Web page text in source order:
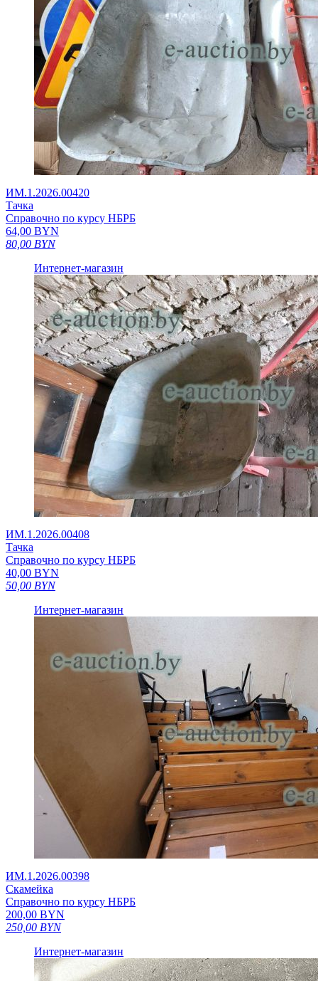
ИМ.1.2026.00420
Тачка
Справочно по курсу НБРБ
64,00 BYN
80,00 BYN
Интернет-магазин
ИМ.1.2026.00408
Тачка
Справочно по курсу НБРБ
40,00 BYN
50,00 BYN
Интернет-магазин
ИМ.1.2026.00398
Скамейка
Справочно по курсу НБРБ
200,00 BYN
250,00 BYN
Интернет-магазин